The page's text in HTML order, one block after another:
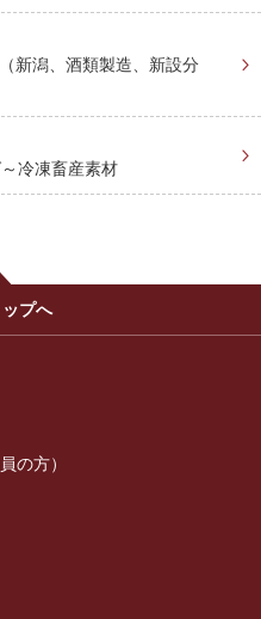
新潟、酒類製造、新設分
冷凍畜産素材
プへ
の方）